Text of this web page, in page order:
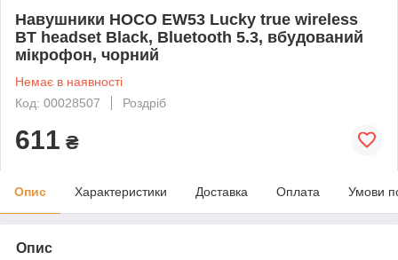
Навушники HOCO EW53 Lucky true wireless
BT headset Black, Bluetooth 5.3, вбудований
мікрофон, чорний
Немає в наявності
Код: 00028507
Роздріб
611 ₴
Опис Характеристики Доставка Оплата Умови
Опис